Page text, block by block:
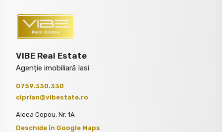
VIBE Real Estate
Agenție imobiliară Iasi
0759.330.330
ciprian@vibestate.ro
Aleea Copou, Nr. 1A
Deschide în Google Maps